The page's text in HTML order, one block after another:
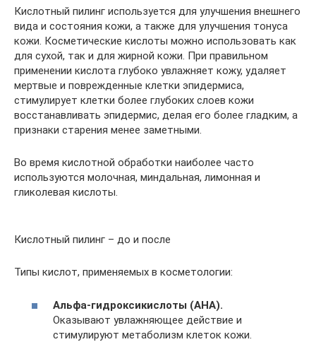
Кислотный пилинг используется для улучшения внешнего
вида и состояния кожи, а также для улучшения тонуса
кожи. Косметические кислоты можно использовать как
для сухой, так и для жирной кожи. При правильном
применении кислота глубоко увлажняет кожу, удаляет
мертвые и поврежденные клетки эпидермиса,
стимулирует клетки более глубоких слоев кожи
восстанавливать эпидермис, делая его более гладким, а
признаки старения менее заметными.
Во время кислотной обработки наиболее часто
используются молочная, миндальная, лимонная и
гликолевая кислоты.
Кислотный пилинг – до и после
Типы кислот, применяемых в косметологии:
Альфа-гидроксикислоты (АНА).
Оказывают увлажняющее действие и
стимулируют метаболизм клеток кожи.